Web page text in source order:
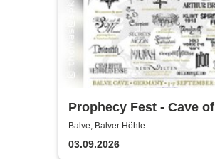
Prophecy Fest - Cave of
Balve
Balve, Balver Höhle
03.09.2026